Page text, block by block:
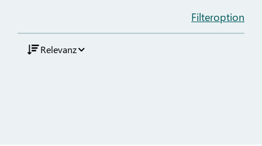
Filteroption
Relevanz